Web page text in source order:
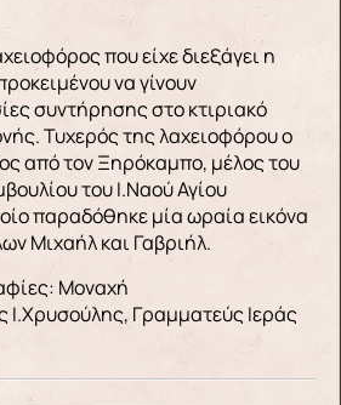
που είχε διεξάγει η
να γίνουν
συντήρησης στο κτιριακό
Τυχερός της λαχειοφόρου ο
από τον Ξηρόκαμπο, μέλος του
του Ι.Ναού Αγίου
παραδόθηκε μία ωραία εικόνα
Μιχαήλ και Γαβριήλ.
Μοναχή
Ι.Χρυσούλης, Γραμματεύς Ιεράς